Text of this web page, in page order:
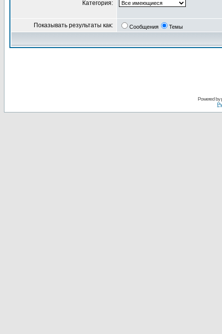
Категория:
Показывать результаты как: Сообщения Темы
Powered by